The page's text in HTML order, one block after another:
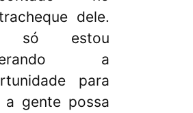
dele.
só estou
a
para
a gente possa